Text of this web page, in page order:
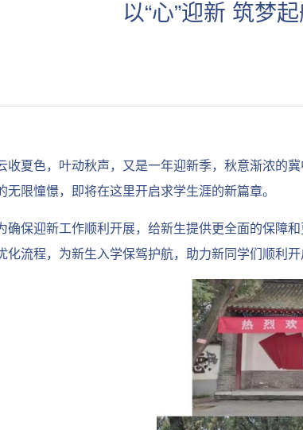
以“心”迎新 筑梦
收夏色，叶动秋声，又是一年迎新季，秋意渐浓的
无限憧憬，即将在这里开启求学生涯的新篇章。
确保迎新工作顺利开展，给新生提供更全面的保障
化流程，为新生入学保驾护航，助力新同学们顺利开